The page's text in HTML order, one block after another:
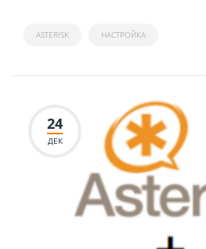
ASTERISK НАСТРОЙКА
24
ДЕК